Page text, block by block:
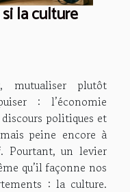
la culture
mutualiser plutôt
: l’économie
politiques et
peine encore à
Pourtant, un levier
qu’il façonne nos
: la culture.